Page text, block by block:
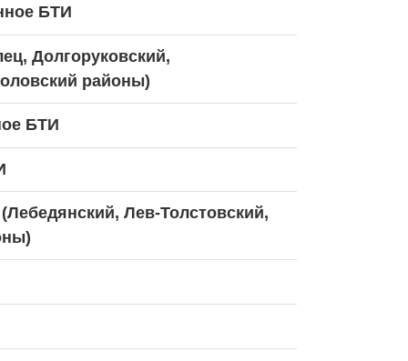
БТИ
Долгоруковский,
районы)
БТИ
Лев-Толстовский,